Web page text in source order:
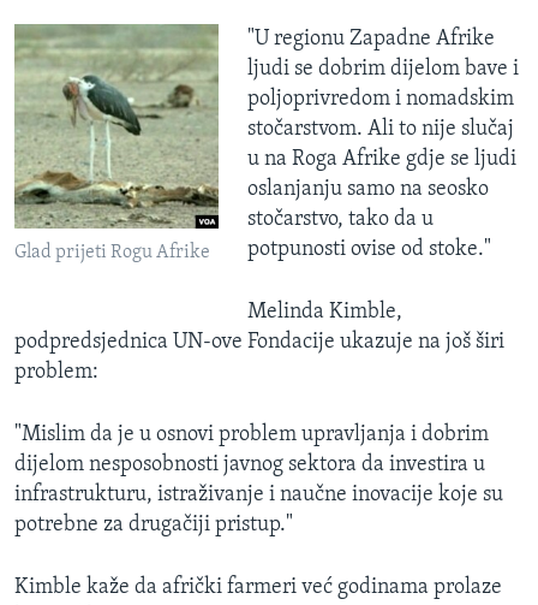
Glad prijeti Rogu Afrike
"U regionu Zapadne Afrike
ljudi se dobrim dijelom bave i
poljoprivredom i nomadskim
stočarstvom. Ali to nije slučaj
u na Roga Afrike gdje se ljudi
oslanjanju samo na seosko
stočarstvo, tako da u
potpunosti ovise od stoke."
Melinda Kimble,
podpredsjednica UN-ove Fondacije ukazuje na još širi
problem:
"Mislim da je u osnovi problem upravljanja i dobrim
dijelom nesposobnosti javnog sektora da investira u
infrastrukturu, istraživanje i naučne inovacije koje su
potrebne za drugačiji pristup."
Kimble kaže da afrički farmeri već godinama prolaze